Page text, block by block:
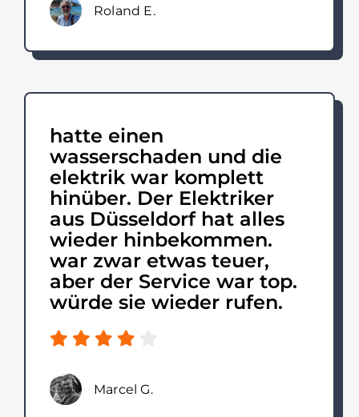
Roland E.
hatte einen
wasserschaden und die
elektrik war komplett
hinüber. Der Elektriker
aus Düsseldorf hat alles
wieder hinbekommen.
war zwar etwas teuer,
aber der Service war top.
würde sie wieder rufen.
Marcel G.